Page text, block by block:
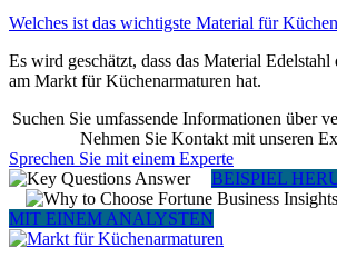
Welches ist das wichtigste Material für
Es wird geschätzt, dass das Material
am Markt für Küchenarmaturen hat.
Suchen Sie umfassende Informationen über
Nehmen Sie Kontakt mit unseren
Sprechen Sie mit einem Experte
BEISPIEL
MIT EINEM ANALYSTEN